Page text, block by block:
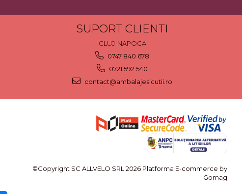
SUPORT CLIENTI
CLUJ-NAPOCA
0747 840 678
0721 592 540
contact@ambalajesicutii.ro
©Copyright SC ALLVELO SRL 2026 Platforma E-commerce by
Gomag